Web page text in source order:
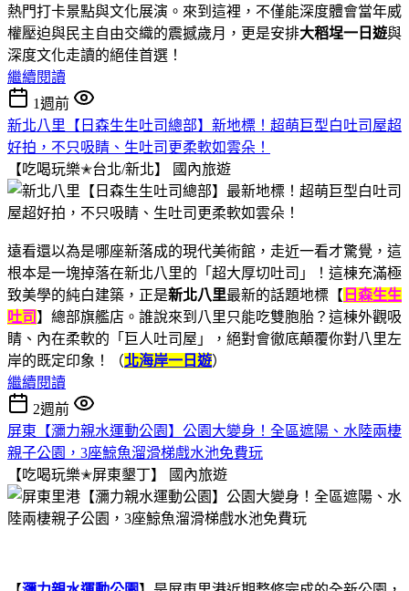
熱門打卡景點與文化展演。來到這裡，不僅能深度體會當年威
權壓迫與民主自由交織的震撼歲月，更是安排大稻埕一日遊與
深度文化走讀的絕佳首選！
繼續閱讀
1週前
新北八里【日森生生吐司總部】新地標！超萌巨型白吐司屋超
好拍，不只吸睛、生吐司更柔軟如雲朵！
【吃喝玩樂✭台北/新北】
國內旅遊
遠看還以為是哪座新落成的現代美術館，走近一看才驚覺，這
根本是一塊掉落在新北八里的「超大厚切吐司」！這棟充滿極
致美學的純白建築，正是新北八里最新的話題地標【 日森生生
吐司 】總部旗艦店。誰說來到八里只能吃雙胞胎？這棟外觀吸
睛、內在柔軟的「巨人吐司屋」，絕對會徹底顛覆你對八里左
岸的既定印象！（北海岸一日遊）
繼續閱讀
2週前
屏東【瀰力親水運動公園】公園大變身！全區遮陽、水陸兩棲
親子公園，3座鯨魚溜滑梯戲水池免費玩
【吃喝玩樂✭屏東墾丁】
國內旅遊